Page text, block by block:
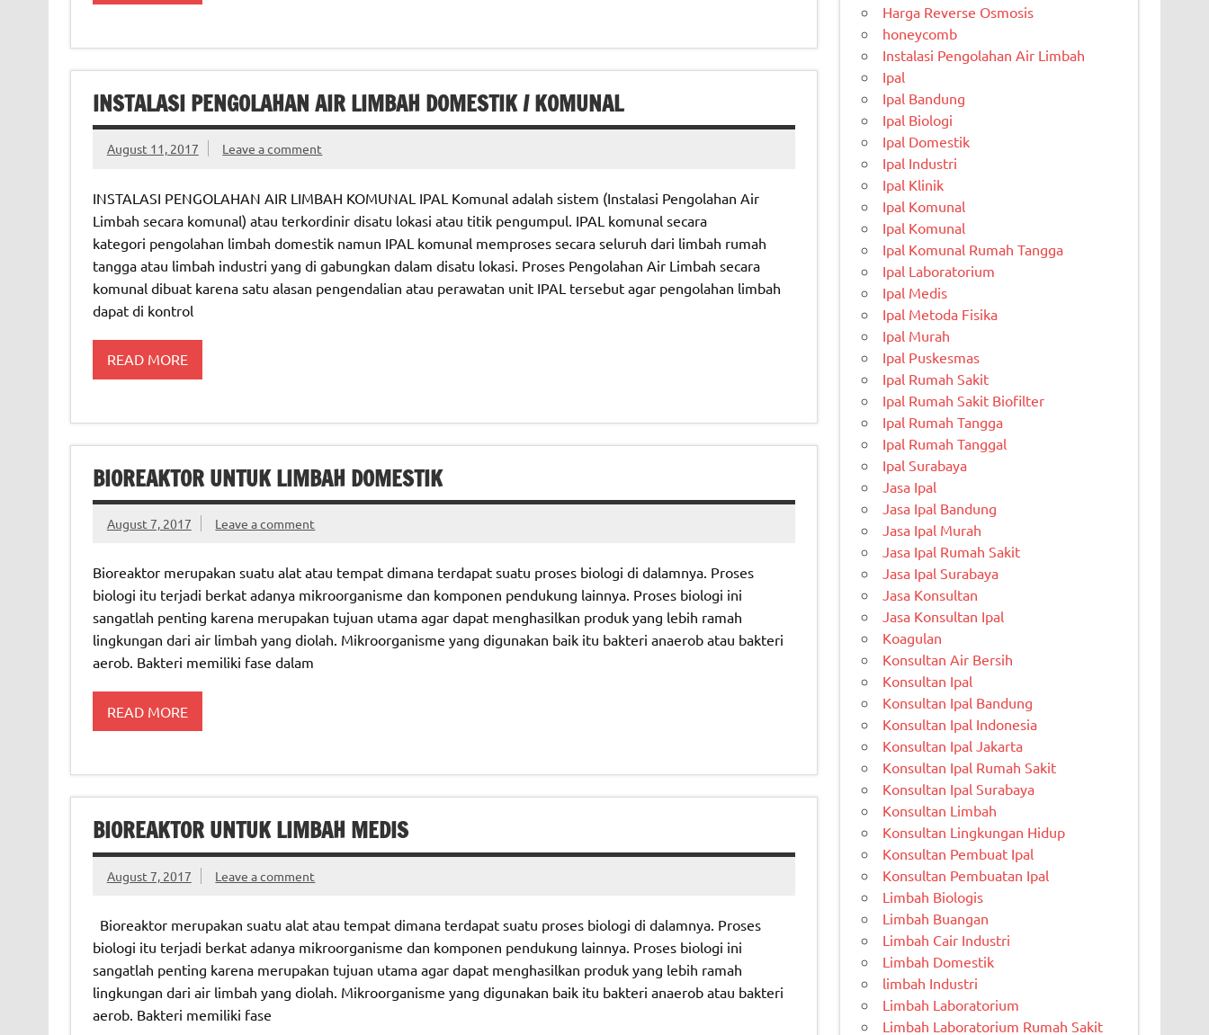
INSTALASI PENGOLAHAN AIR LIMBAH DOMESTIK / KOMUNAL
August 11, 2017 Leave a comment
INSTALASI PENGOLAHAN AIR LIMBAH KOMUNAL IPAL Komunal adalah sistem (Instalasi Pengolahan Air
Limbah secara komunal) atau terkordinir disatu lokasi atau titik pengumpul. IPAL komunal secara
kategori pengolahan limbah domestik namun IPAL komunal memproses secara seluruh dari limbah rumah
tangga atau limbah industri yang di gabungkan dalam disatu lokasi. Proses Pengolahan Air Limbah secara
komunal dibuat karena satu alasan pengendalian atau perawatan unit IPAL tersebut agar pengolahan limbah
dapat di kontrol
READ MORE
BIOREAKTOR UNTUK LIMBAH DOMESTIK
August 7, 2017 Leave a comment
Bioreaktor merupakan suatu alat atau tempat dimana terdapat suatu proses biologi di dalamnya. Proses
biologi itu terjadi berkat adanya mikroorganisme dan komponen pendukung lainnya. Proses biologi ini
sangatlah penting karena merupakan tujuan utama agar dapat menghasilkan produk yang lebih ramah
lingkungan dari air limbah yang diolah. Mikroorganisme yang digunakan baik itu bakteri anaerob atau bakteri
aerob. Bakteri memiliki fase dalam
READ MORE
BIOREAKTOR UNTUK LIMBAH MEDIS
August 7, 2017 Leave a comment
Bioreaktor merupakan suatu alat atau tempat dimana terdapat suatu proses biologi di dalamnya. Proses
biologi itu terjadi berkat adanya mikroorganisme dan komponen pendukung lainnya. Proses biologi ini
sangatlah penting karena merupakan tujuan utama agar dapat menghasilkan produk yang lebih ramah
lingkungan dari air limbah yang diolah. Mikroorganisme yang digunakan baik itu bakteri anaerob atau bakteri
aerob. Bakteri memiliki fase
Harga Reverse Osmosis
honeycomb
Instalasi Pengolahan Air Limbah
Ipal
Ipal Bandung
Ipal Biologi
Ipal Domestik
Ipal Industri
Ipal Klinik
Ipal Komunal
Ipal Komunal
Ipal Komunal Rumah Tangga
Ipal Laboratorium
Ipal Medis
Ipal Metoda Fisika
Ipal Murah
Ipal Puskesmas
Ipal Rumah Sakit
Ipal Rumah Sakit Biofilter
Ipal Rumah Tangga
Ipal Rumah Tanggal
Ipal Surabaya
Jasa Ipal
Jasa Ipal Bandung
Jasa Ipal Murah
Jasa Ipal Rumah Sakit
Jasa Ipal Surabaya
Jasa Konsultan
Jasa Konsultan Ipal
Koagulan
Konsultan Air Bersih
Konsultan Ipal
Konsultan Ipal Bandung
Konsultan Ipal Indonesia
Konsultan Ipal Jakarta
Konsultan Ipal Rumah Sakit
Konsultan Ipal Surabaya
Konsultan Limbah
Konsultan Lingkungan Hidup
Konsultan Pembuat Ipal
Konsultan Pembuatan Ipal
Limbah Biologis
Limbah Buangan
Limbah Cair Industri
Limbah Domestik
limbah Industri
Limbah Laboratorium
Limbah Laboratorium Rumah Sakit